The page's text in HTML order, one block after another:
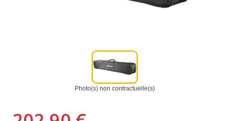
Photo(s) non contractuelle(s)